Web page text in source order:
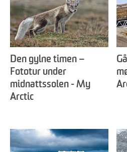
Den gylne timen –
Fototur under
midnattssolen - My
Arctic